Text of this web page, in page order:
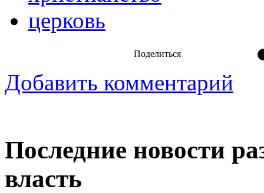
церковь
Поделиться
Добавить комментарий
Последние новости
власть